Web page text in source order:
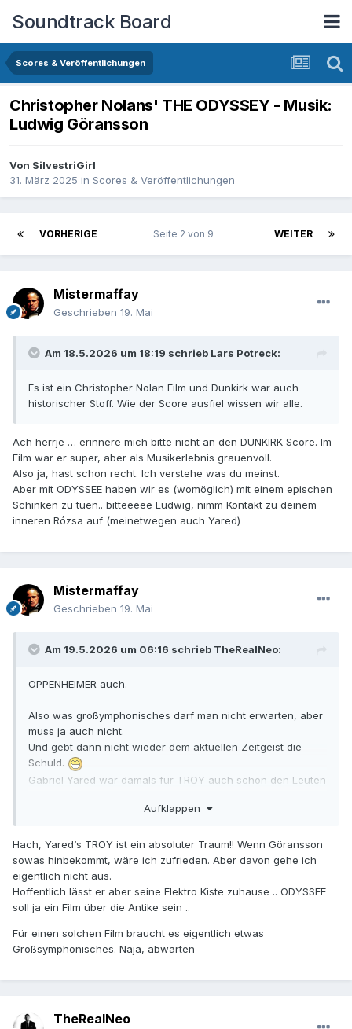
Soundtrack Board
Scores & Veröffentlichungen
Christopher Nolans' THE ODYSSEY - Musik:
Ludwig Göransson
Von SilvestriGirl
31. März 2025 in Scores & Veröffentlichungen
VORHERIGE WEITER
Seite 2 von 9
Mistermaffay
Geschrieben 19. Mai
Am 18.5.2026 um 18:19 schrieb Lars Potreck:
Es ist ein Christopher Nolan Film und Dunkirk war auch
historischer Stoff. Wie der Score ausfiel wissen wir alle.
Ach herrje … erinnere mich bitte nicht an den DUNKIRK Score. Im
Film war er super, aber als Musikerlebnis grauenvoll.
Also ja, hast schon recht. Ich verstehe was du meinst.
Aber mit ODYSSEE haben wir es (womöglich) mit einem epischen
Schinken zu tuen.. bitteeeee Ludwig, nimm Kontakt zu deinem
inneren Rózsa auf (meinetwegen auch Yared)
Mistermaffay
Geschrieben 19. Mai
Am 19.5.2026 um 06:16 schrieb TheRealNeo:
OPPENHEIMER auch.
Also was großymphonisches darf man nicht erwarten, aber
muss ja auch nicht.
Und gebt dann nicht wieder dem aktuellen Zeitgeist die
Schuld.
Gabriel Yared war damals für TROY auch schon den Leuten
Aufklappen
Hach, Yared‘s TROY ist ein absoluter Traum!! Wenn Göransson
sowas hinbekommt, wäre ich zufrieden. Aber davon gehe ich
eigentlich nicht aus.
Hoffentlich lässt er aber seine Elektro Kiste zuhause .. ODYSSEE
soll ja ein Film über die Antike sein ..
Für einen solchen Film braucht es eigentlich etwas
Großsymphonisches. Naja, abwarten
TheRealNeo